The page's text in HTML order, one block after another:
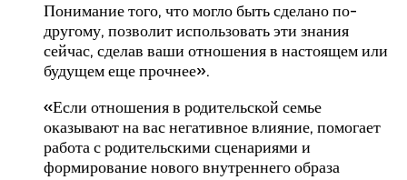
Понимание того, что могло быть сделано по-
другому, позволит использовать эти знания
сейчас, сделав ваши отношения в настоящем или
будущем еще прочнее».
«Если отношения в родительской семье
оказывают на вас негативное влияние, помогает
работа с родительскими сценариями и
формирование нового внутреннего образа